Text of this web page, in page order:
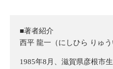
■著者紹介
西平 龍一（にしひら りゅう
1985年8月、滋賀県彦根市